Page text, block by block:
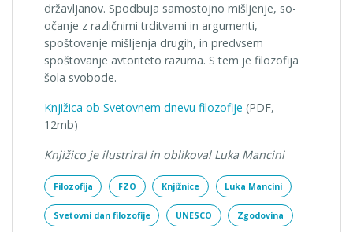
državljanov. Spodbuja samostojno mišljenje, so­
očanje z različnimi trditvami in argumenti,
spoštovanje mišlje­nja drugih, in predvsem
spoštovanje avtoriteto razuma. S tem je filozofija
šola svobode.
Knjižica ob Svetovnem dnevu filozofije (PDF,
12mb)
Knjižico je ilustriral in oblikoval Luka Mancini
Filozofija FZO Knjižnice Luka Mancini
Svetovni dan filozofije UNESCO Zgodovina